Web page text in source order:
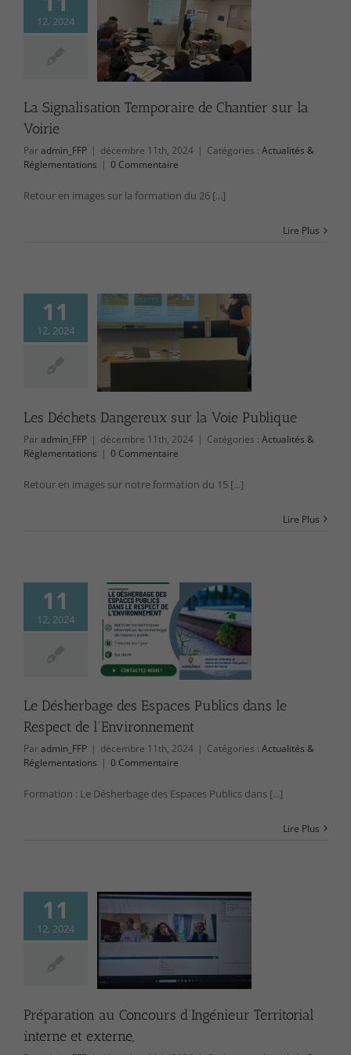
12, 2024
Temporaire
La Signalisation Temporaire de Chantier sur la
Voirie
Paradmin_FFP | décembre 11th, 2024 | Catégories : Actualités &
Réglementations | 0 Commentaire
Retour en images sur la formation du 26 [...]
Lire Plus
11
12, 2024
Dangereux sur
Les Déchets Dangereux sur la Voie Publique
Paradmin_FFP | décembre 11th, 2024 | Catégories : Actualités &
Réglementations | 0 Commentaire
Retour en images sur notre formation du 15 [...]
Lire Plus
11
12, 2024
des Espaces
le Respect de
Le Désherbage des Espaces Publics dans le
Respect de l’Environnement
Paradmin_FFP | décembre 11th, 2024 | Catégories : Actualités &
Réglementations | 0 Commentaire
Formation : Le Désherbage des Espaces Publics dans [...]
Lire Plus
11
12, 2024
au Concours
Territorial
Préparation au Concours d’Ingénieur Territorial
interne et externe,